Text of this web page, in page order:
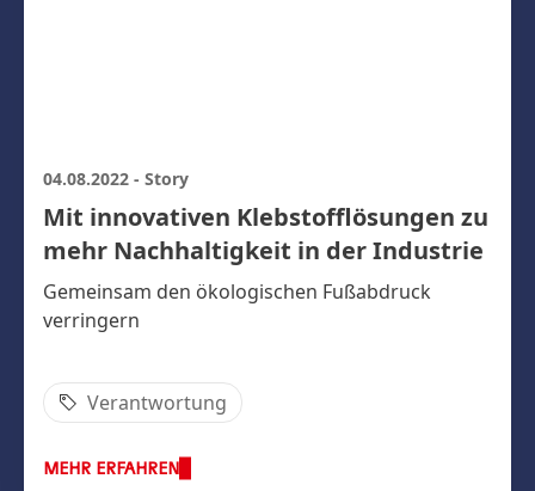
04.08.2022 - Story
Mit innovativen Klebstofflösungen zu
mehr Nachhaltigkeit in der Industrie
Gemeinsam den ökologischen Fußabdruck
verringern
Verantwortung
MEHR ERFAHREN